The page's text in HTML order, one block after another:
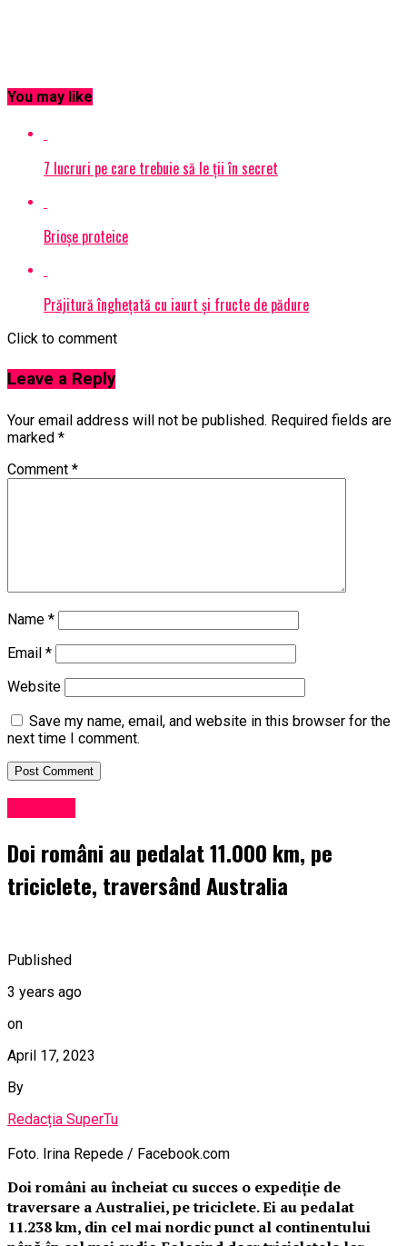
You may like
7 lucruri pe care trebuie să le ții în secret
Brioșe proteice
Prăjitură înghețată cu iaurt și fructe de pădure
Click to comment
Leave a Reply
Your email address will not be published. Required fields are
marked *
Comment *
Name *
Email *
Website
Save my name, email, and website in this browser for the
next time I comment.
Doi români au pedalat 11.000 km, pe
triciclete, traversând Australia
Published
3 years ago
on
April 17, 2023
By
Redacția SuperTu
Foto. Irina Repede / Facebook.com
Doi români au încheiat cu succes o expediție de
traversare a Australiei, pe triciclete. Ei au pedalat
11.238 km, din cel mai nordic punct al continentului